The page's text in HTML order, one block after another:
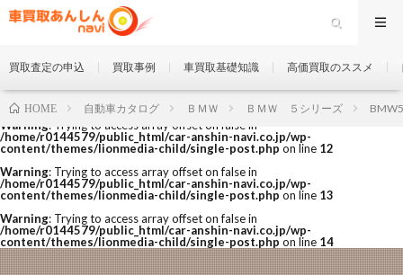
Warning: Trying to access array offset on false in
/home/r0144579/public_html/car-anshin-navi.co.jp/wp-
content/themes/lionmedia-child/single-post.php on line 12
Warning: Trying to access array offset on false in
/home/r0144579/public_html/car-anshin-navi.co.jp/wp-
content/themes/lionmedia-child/single-post.php on line 13
Warning: Trying to access array offset on false in
/home/r0144579/public_html/car-anshin-navi.co.jp/wp-
content/themes/lionmedia-child/single-post.php on line 14
買取査定の申込 買取事例 車買取基礎知識 高価買取のススメ
HOME 自動車カタログ ＢＭＷ ＢＭＷ ５シリーズ